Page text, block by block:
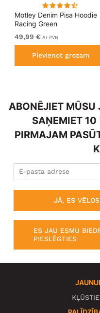
Motley Denim Pisa Hoodie
Racing Green
49,99 € Ar PVN
Pievienot grozam
ABONĒJIET
SAŅEMIET 10
PIRMAJAM
JĀ, ES
ES JAU ESMU
PIESLĒGTIES